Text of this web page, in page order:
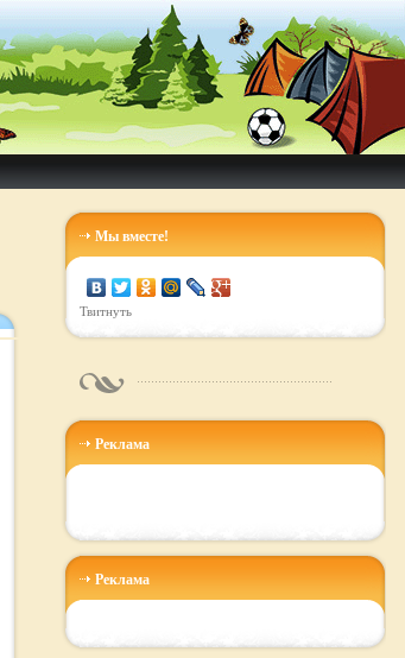
Мы вместе!
Твитнуть
Реклама
Реклама